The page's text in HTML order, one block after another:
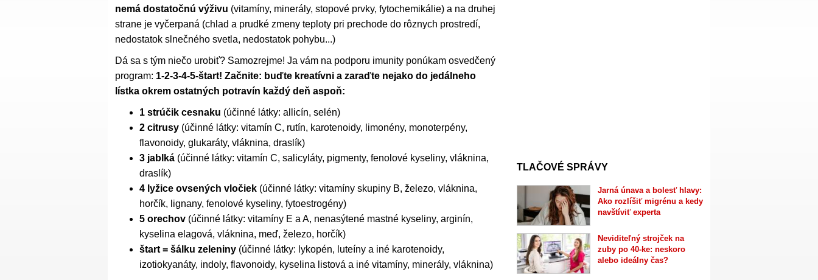
nemá dostatočnú výživu (vitamíny, minerály, stopové prvky, fytochemikálie) a na druhej
strane je vyčerpaná (chlad a prudké zmeny teploty pri prechode do rôznych prostredí,
nedostatok slnečného svetla, nedostatok pohybu...)
Dá sa s tým niečo urobiť? Samozrejme! Ja vám na podporu imunity ponúkam osvedčený
program: 1-2-3-4-5-štart! Začnite: buďte kreatívni a zaraďte nejako do jedálneho
lístka okrem ostatných potravín každý deň aspoň:
1 strúčik cesnaku (účinné látky: allicín, selén)
2 citrusy (účinné látky: vitamín C, rutín, karotenoidy, limonény, monoterpény,
flavonoidy, glukaráty, vláknina, draslík)
3 jablká (účinné látky: vitamín C, salicyláty, pigmenty, fenolové kyseliny, vláknina,
draslík)
4 lyžice ovsených vločiek (účinné látky: vitamíny skupiny B, železo, vláknina,
horčík, lignany, fenolové kyseliny, fytoestrogény)
5 orechov (účinné látky: vitamíny E a A, nenasýtené mastné kyseliny, arginín,
kyselina elagová, vláknina, meď, železo, horčík)
štart = šálku zeleniny (účinné látky: lykopén, luteíny a iné karotenoidy,
izotiokyanáty, indoly, flavonoidy, kyselina listová a iné vitamíny, minerály, vláknina)
TLAČOVÉ SPRÁVY
Jarná únava a bolesť hlavy:
Ako rozlíšiť migrénu a kedy
navštíviť experta
Neviditeľný strojček na
zuby po 40-ke: neskoro
alebo ideálny čas?